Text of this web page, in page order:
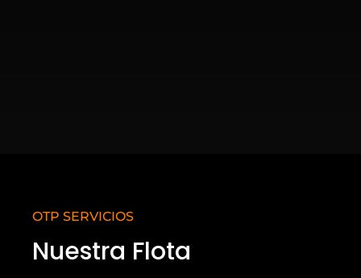
OTP SERVICIOS
Nuestra Flota